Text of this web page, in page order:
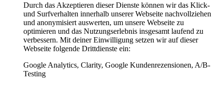
Durch das Akzeptieren dieser Dienste können wir das Klick-
und Surfverhalten innerhalb unserer Webseite nachvollziehen
und anonymisiert auswerten, um unsere Webseite zu
optimieren und das Nutzungserlebnis insgesamt laufend zu
verbessern. Mit deiner Einwilligung setzen wir auf dieser
Webseite folgende Drittdienste ein:
Google Analytics, Clarity, Google Kundenrezensionen, A/B-
Testing